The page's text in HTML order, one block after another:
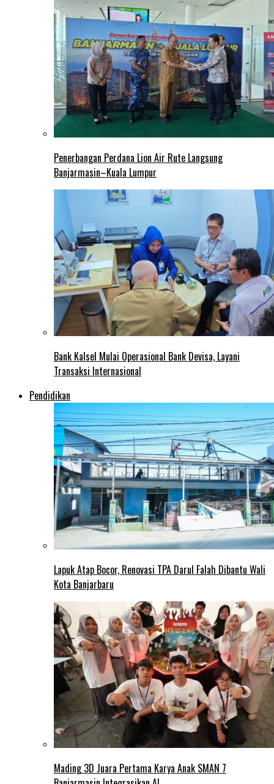
Penerbangan Perdana Lion Air Rute Langsung
Banjarmasin–Kuala Lumpur
Bank Kalsel Mulai Operasional Bank Devisa, Layani
Transaksi Internasional
Pendidikan
Lapuk Atap Bocor, Renovasi TPA Darul Falah Dibantu Wali
Kota Banjarbaru
Mading 3D Juara Pertama Karya Anak SMAN 7